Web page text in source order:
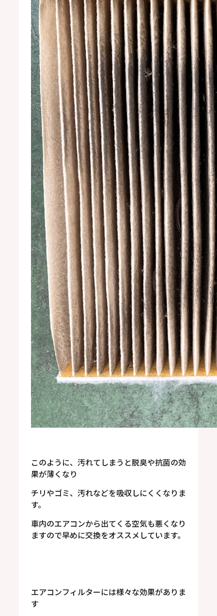
このように、汚れてしまうと脱臭や抗菌の効
果が薄くなり
チリやゴミ、汚れなどを吸収しにくくなりま
す。
車内のエアコンから出てくる空気も悪くなり
ますので早めに交換をオススメしています。
エアコンフィルターには様々な効果がありま
す